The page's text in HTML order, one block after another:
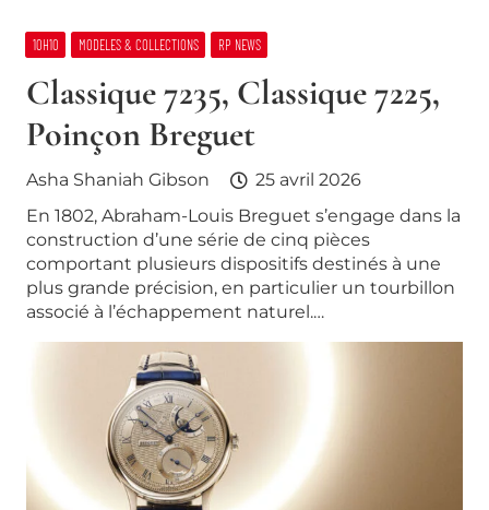
10H10 MODELES & COLLECTIONS RP NEWS
Classique 7235, Classique 7225,
Poinçon Breguet
Asha Shaniah Gibson
25 avril 2026
En 1802, Abraham-Louis Breguet s’engage dans la
construction d’une série de cinq pièces
comportant plusieurs dispositifs destinés à une
plus grande précision, en particulier un tourbillon
associé à l’échappement naturel.…